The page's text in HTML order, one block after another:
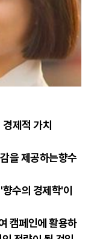
제적 가치
을 제공하는향수
수의 경제학'이
캠페인에 활용하